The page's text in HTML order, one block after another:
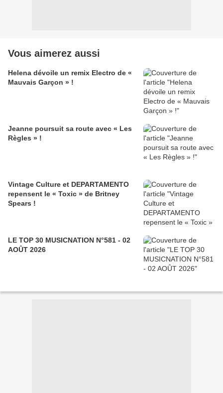
Vous aimerez aussi
Helena dévoile un remix Electro de «
Mauvais Garçon » !
Jeanne poursuit sa route avec « Les
Règles » !
Vintage Culture et DEPARTAMENTO
repensent le « Toxic » de Britney
Spears !
LE TOP 30 MUSICNATION N°581 - 02
AOÛT 2026